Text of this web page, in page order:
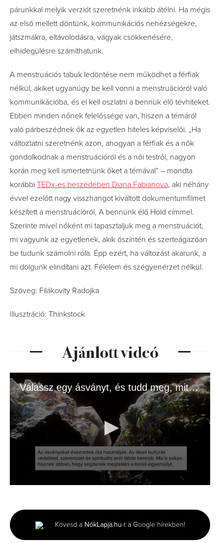
párunkkal melyik verziót szeretnénk inkább átélni. Ha mégis
az első mellett döntünk, kommunikációs nehézségekre,
játszmákra, eltávolodásra, vágyak csökkenésére,
elhidegülésre számíthatunk.
A menstruációs tabuk ledöntése nem működhet a férfiak
nélkül, akiket ugyanúgy be kell vonni a menstruációról való
kommunikációba, és el kell oszlatni a bennük élő tévhiteket.
Ebben minden nőnek felelőssége van, hiszen a témáról
való párbeszédnek ők az egyetlen hiteles képviselői. „Ha
változtatni szeretnénk azon, ahogyan a férfiak és a nők
gondolkodnak a menstruációról és a női testről, nagyon
korán meg kell ismertetnünk őket a témával” – mondta
korábbi TEDx-es beszédében Diana Fabianova, aki néhány
évvel ezelőtt nagy visszhangot kiváltott dokumentumfilmet
készített a menstruációról, A bennünk élő Hold címmel.
Szerinte mivel nőként mi tapasztaljuk meg a menstruációt,
mi vagyunk az egyetlenek, akik őszintén és szerteágazóan
be tudunk számolni róla. Épp ezért, ha változást akarunk, a
mi dolgunk elindítani azt. Félelem és szégyenérzet nélkül.
Szöveg: Filákovity Radojka
Illusztráció: Thinkstock
Ajánlott videó
Válassz egy ásványt, és tudd meg, mit üzen az univerzum!
minute,
27
seconds
Kövesd a NőkLapja.hu-t a Google hírekben!